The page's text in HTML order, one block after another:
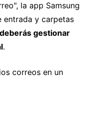
la app Samsung
entrada y carpetas
deberás gestionar
.
correos en un